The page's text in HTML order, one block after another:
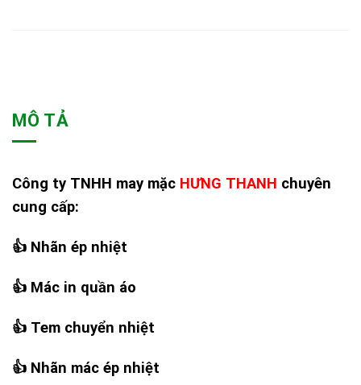
MÔ TẢ
Công ty TNHH may mặc HƯNG THANH chuyên
cung cấp:
👍 Nhãn ép nhiệt
👍 Mác in quần áo
👍 Tem chuyển nhiệt
👍 Nhãn mác ép nhiệt